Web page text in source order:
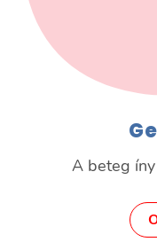
A beteg